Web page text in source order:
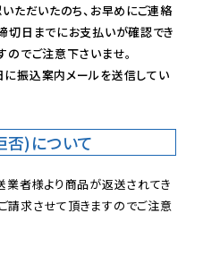
ただいたのち、お早めにご連絡
切日までにお支払いが確認でき
のでご注意下さいませ。
振込案内メールを送信してい
否)について
者様より商品が返送されてき
求させて頂きますのでご注意